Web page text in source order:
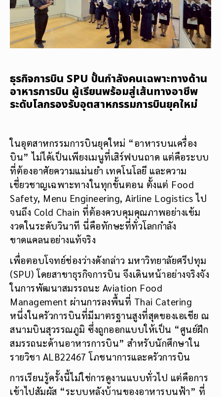
ธุรกิจการบิน SPU ปั้นกำลังคนเฉพาะทางด้าน
อาหารการบิน ผู้เรียนพร้อมสู่เส้นทางอาชีพ
ระดับโลกรองรับอุตสาหกรรมการบินยุคใหม่
ในอุตสาหกรรมการบินยุคใหม่ “อาหารบนเครื่อง
บิน” ไม่ได้เป็นเพียงเมนูที่เสิร์ฟบนถาด แต่คือระบบ
ที่ต้องอาศัยความแม่นยำ เทคโนโลยี และความ
เชี่ยวชาญเฉพาะทางในทุกขั้นตอน ตั้งแต่ Food
Safety, Menu Engineering, Airline Logistics ไป
จนถึง Cold Chain ที่ต้องควบคุมคุณภาพอย่างเข้ม
งวดในระดับวินาที นี่คือทักษะที่ทั่วโลกกำลัง
ขาดแคลนอย่างแท้จริง
เพื่อตอบโจทย์ช่องว่างดังกล่าว มหาวิทยาลัยศรีปทุม
(SPU) โดยสาขาธุรกิจการบิน จึงเดินหน้าอย่างจริงจัง
ในการพัฒนาสมรรถนะ Aviation Food
Management ผ่านการลงพื้นที่ Thai Catering
หนึ่งในครัวการบินที่มีมาตรฐานสูงที่สุดของเอเชีย ณ
สนามบินสุวรรณภูมิ ซึ่งถูกออกแบบให้เป็น “ศูนย์ฝึก
สมรรถนะด้านอาหารการบิน” สำหรับนักศึกษาใน
รายวิชา ALB22467 โภชนาการและครัวการบิน
การเรียนรู้ครั้งนี้ไม่ใช่การดูงานแบบทั่วไป แต่คือการ
เข้าไปสัมผัส “ระบบหลังบ้านของอาหารบนฟ้า” ที่